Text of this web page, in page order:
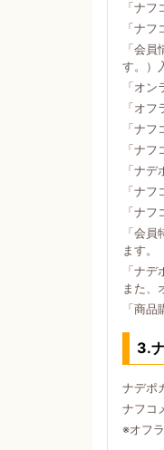
「ナ
「ナ
「会
す。）
「オ
「オ
「ナ
「ナ
「ナ
「ナ
「ナ
「会
ます。
「ナ
また、
「商
3.
ナデポ
ナフコ
※オフ